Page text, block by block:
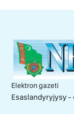
Elektron gazeti
Esaslandyryjysy -